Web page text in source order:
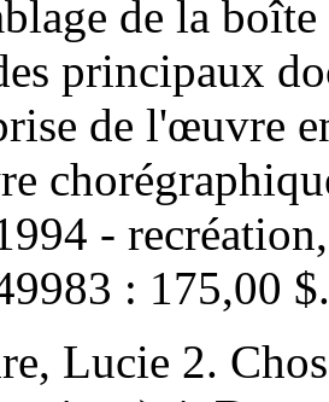
de la
principaux
de l'œuvre
-
: 175,00 $.
Lucie 2.